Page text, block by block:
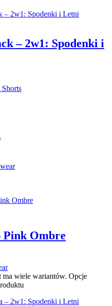
– 2w1: Spodenki i
Shorts
Pink Ombre
ma wiele wariantów. Opcje